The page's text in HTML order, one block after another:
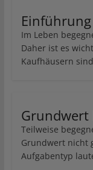
Im Leben
Daher ist es
Kaufhäusern
Grundwert
Teilweise
Grundwert nicht
Aufgabentyp